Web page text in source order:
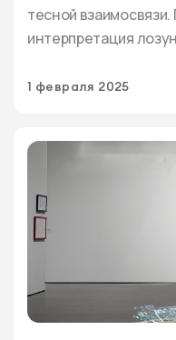
тесной
интерпретация
архитектором и
этот немалый срок
прогресс коснулся
1 февраля 2025